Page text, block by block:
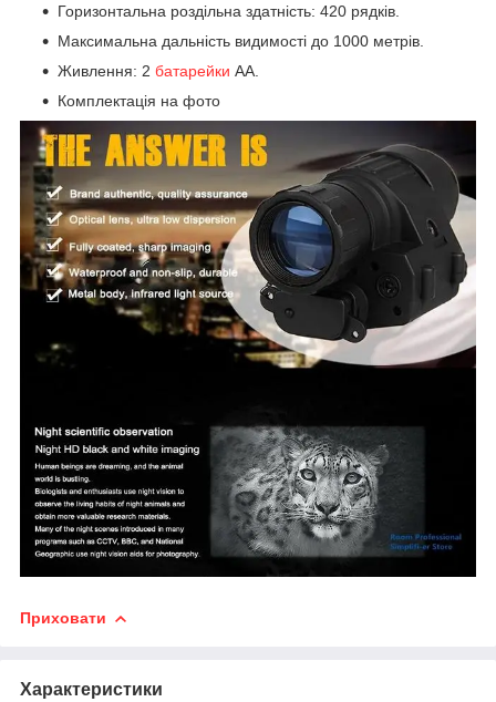
Горизонтальна роздільна здатність: 420 рядків.
Максимальна дальність видимості до 1000 метрів.
Живлення: 2 батарейки АА.
Комплектація на фото
Приховати
Характеристики